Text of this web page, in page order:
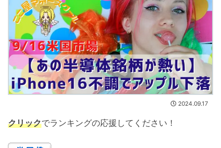
2024.09.17
クリックでランキングの応援してください！